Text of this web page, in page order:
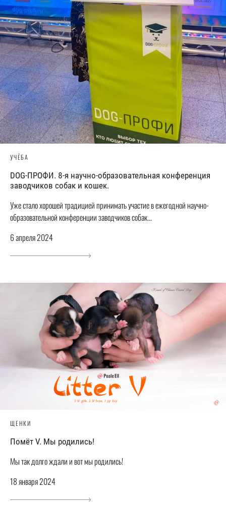
УЧЁБА
DOG-ПРОФИ. 8-я научно-образовательная конференция
заводчиков собак и кошек.
Уже стало хорошей традицией принимать участие в ежегодной научно-
образовательной конференции заводчиков собак...
6 апреля 2024
ЩЕНКИ
Помёт V. Мы родились!
Мы так долго ждали и вот мы родились!
18 января 2024